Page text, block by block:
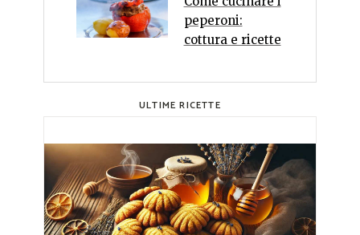
peperoni:
cottura e ricette
ULTIME RICETTE